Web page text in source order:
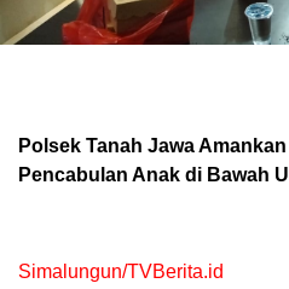
Polsek Tanah Jawa
Pencabulan Anak di Bawah
Simalungun/TVBerita.id